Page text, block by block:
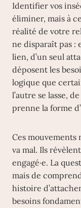
Identifier vos
éliminer, mais à
réalité de votre
ne disparaît pas :
lien, d’un seul
déposent les
logique que
l’autre se lasse,
prenne la forme
Ces
va mal. Ils
engagé·e. La
mais de
histoire
besoins